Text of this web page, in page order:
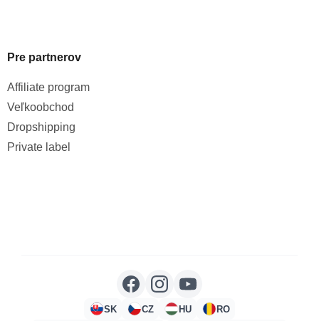
Pre partnerov
Affiliate program
Veľkoobchod
Dropshipping
Private label
SK CZ HU RO